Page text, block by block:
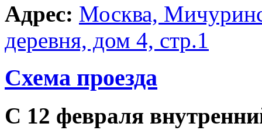
Адрес: Москва,
деревня, дом 4, стр.1
Схема проезда
С 12 февраля